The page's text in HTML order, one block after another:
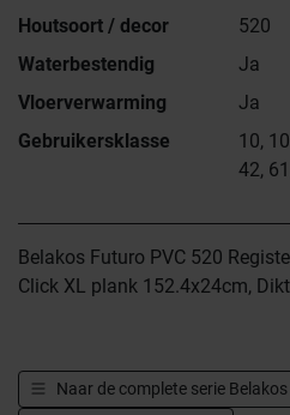
Houtsoort / decor
520
Waterbestendig
Ja
Vloerverwarming
Ja
Gebruikersklasse
10,
42,
Belakos Futuro PVC 520
Click XL plank 152.4x24cm,
Naar de complete serie